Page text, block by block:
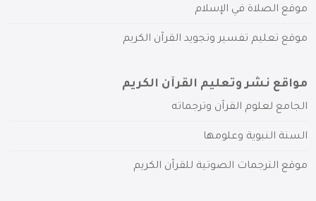
موقع الصلاة في الإسلام
موقع تعليم تفسير وتجويد القرآن الكريم
مواقع نشر وتعليم القرآن الكريم
الجامع لعلوم القرآن وترجماته
السنة النبوية وعلومها
موقع الترجمات الصوتية للقرآن الكريم